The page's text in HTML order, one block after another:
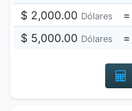
$ 2,000.00 Dólares =
$ 5,000.00 Dólares =